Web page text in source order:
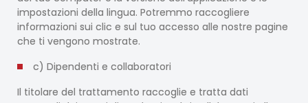
impostazioni della lingua. Potremmo raccogliere
informazioni sui clic e sul tuo accesso alle nostre pagine
che ti vengono mostrate.
c) Dipendenti e collaboratori
Il titolare del trattamento raccoglie e tratta dati